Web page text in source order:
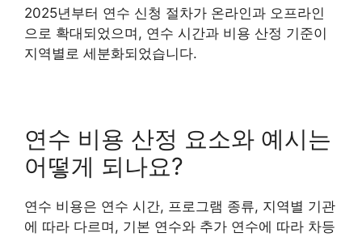
2025년부터 연수 신청 절차가 온라인과 오프라인
으로 확대되었으며, 연수 시간과 비용 산정 기준이
지역별로 세분화되었습니다.
연수 비용 산정 요소와 예시는
어떻게 되나요?
연수 비용은 연수 시간, 프로그램 종류, 지역별 기관
에 따라 다르며, 기본 연수와 추가 연수에 따라 차등